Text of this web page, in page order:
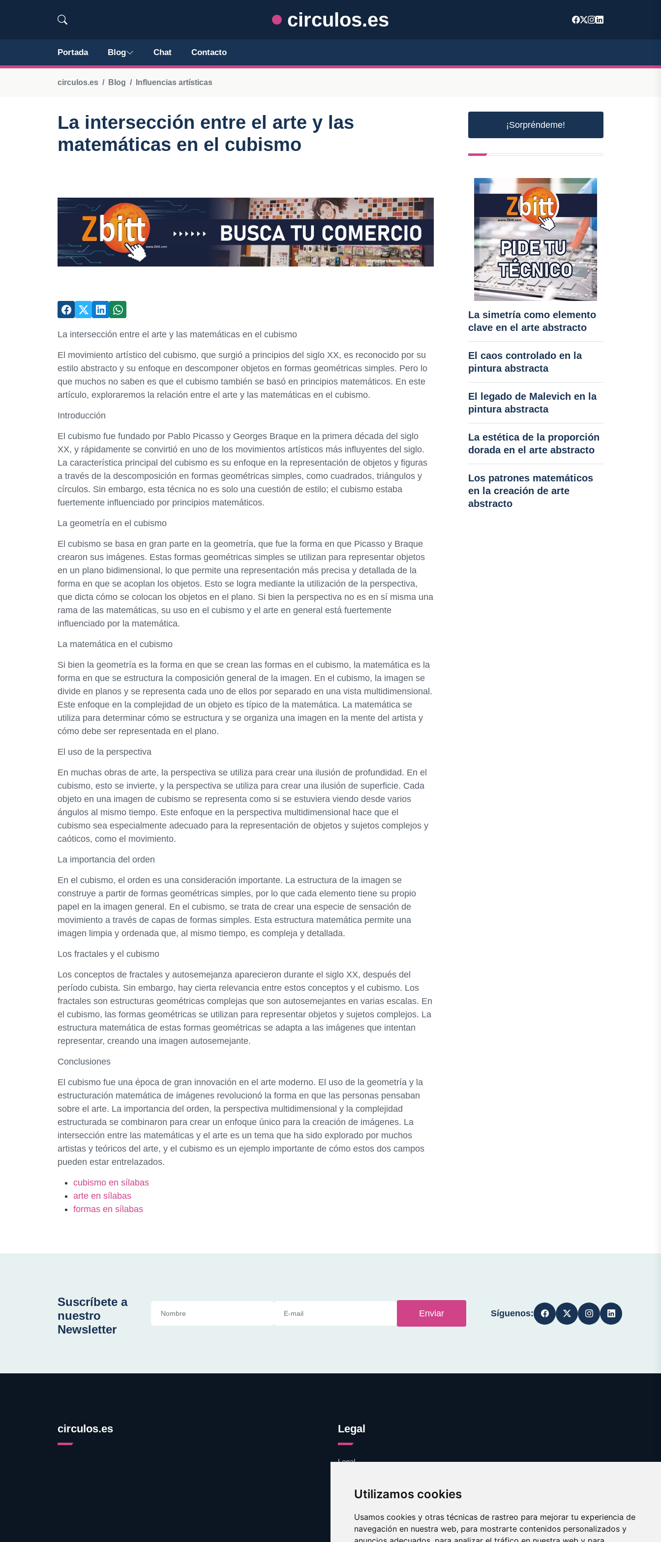
Utilizamos cookies
Usamos cookies y otras técnicas de rastreo para mejorar tu experiencia de
navegación en nuestra web, para mostrarte contenidos personalizados y
circulos.es
Portada Blog Chat Contacto
circulos.es Blog Influencias artísticas
La intersección entre el arte y las
matemáticas en el cubismo
La intersección entre el arte y las matemáticas en el cubismo
El movimiento artístico del cubismo, que surgió a principios del siglo XX, es reconocido por su
estilo abstracto y su enfoque en descomponer objetos en formas geométricas simples. Pero lo
que muchos no saben es que el cubismo también se basó en principios matemáticos. En este
artículo, exploraremos la relación entre el arte y las matemáticas en el cubismo.
Introducción
El cubismo fue fundado por Pablo Picasso y Georges Braque en la primera década del siglo
XX, y rápidamente se convirtió en uno de los movimientos artísticos más influyentes del siglo.
La característica principal del cubismo es su enfoque en la representación de objetos y figuras
a través de la descomposición en formas geométricas simples, como cuadrados, triángulos y
círculos. Sin embargo, esta técnica no es solo una cuestión de estilo; el cubismo estaba
fuertemente influenciado por principios matemáticos.
La geometría en el cubismo
El cubismo se basa en gran parte en la geometría, que fue la forma en que Picasso y Braque
crearon sus imágenes. Estas formas geométricas simples se utilizan para representar objetos
en un plano bidimensional, lo que permite una representación más precisa y detallada de la
forma en que se acoplan los objetos. Esto se logra mediante la utilización de la perspectiva,
que dicta cómo se colocan los objetos en el plano. Si bien la perspectiva no es en sí misma una
rama de las matemáticas, su uso en el cubismo y el arte en general está fuertemente
influenciado por la matemática.
La matemática en el cubismo
Si bien la geometría es la forma en que se crean las formas en el cubismo, la matemática es la
forma en que se estructura la composición general de la imagen. En el cubismo, la imagen se
divide en planos y se representa cada uno de ellos por separado en una vista multidimensional.
Este enfoque en la complejidad de un objeto es típico de la matemática. La matemática se
utiliza para determinar cómo se estructura y se organiza una imagen en la mente del artista y
cómo debe ser representada en el plano.
El uso de la perspectiva
En muchas obras de arte, la perspectiva se utiliza para crear una ilusión de profundidad. En el
cubismo, esto se invierte, y la perspectiva se utiliza para crear una ilusión de superficie. Cada
objeto en una imagen de cubismo se representa como si se estuviera viendo desde varios
ángulos al mismo tiempo. Este enfoque en la perspectiva multidimensional hace que el
cubismo sea especialmente adecuado para la representación de objetos y sujetos complejos y
caóticos, como el movimiento.
La importancia del orden
En el cubismo, el orden es una consideración importante. La estructura de la imagen se
construye a partir de formas geométricas simples, por lo que cada elemento tiene su propio
papel en la imagen general. En el cubismo, se trata de crear una especie de sensación de
movimiento a través de capas de formas simples. Esta estructura matemática permite una
imagen limpia y ordenada que, al mismo tiempo, es compleja y detallada.
Los fractales y el cubismo
Los conceptos de fractales y autosemejanza aparecieron durante el siglo XX, después del
período cubista. Sin embargo, hay cierta relevancia entre estos conceptos y el cubismo. Los
fractales son estructuras geométricas complejas que son autosemejantes en varias escalas. En
el cubismo, las formas geométricas se utilizan para representar objetos y sujetos complejos. La
estructura matemática de estas formas geométricas se adapta a las imágenes que intentan
representar, creando una imagen autosemejante.
Conclusiones
El cubismo fue una época de gran innovación en el arte moderno. El uso de la geometría y la
estructuración matemática de imágenes revolucionó la forma en que las personas pensaban
sobre el arte. La importancia del orden, la perspectiva multidimensional y la complejidad
estructurada se combinaron para crear un enfoque único para la creación de imágenes. La
intersección entre las matemáticas y el arte es un tema que ha sido explorado por muchos
artistas y teóricos del arte, y el cubismo es un ejemplo importante de cómo estos dos campos
pueden estar entrelazados.
cubismo en sílabas
arte en sílabas
formas en sílabas
¡Sorpréndeme!
La simetría como elemento
clave en el arte abstracto
El caos controlado en la
pintura abstracta
El legado de Malevich en la
pintura abstracta
La estética de la proporción
dorada en el arte abstracto
Los patrones matemáticos
en la creación de arte
abstracto
Suscríbete a
nuestro
Newsletter
Enviar Síguenos:
circulos.es Legal
Legal
Contacto